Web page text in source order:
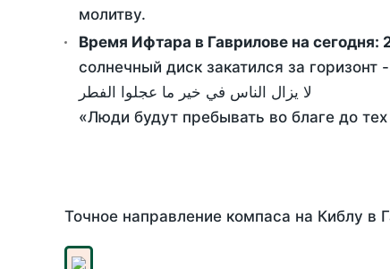
молитву.
Время Ифтара в Гаврилове на сегодня:
солнечный диск закатился за
لا يزال الناس في خير ما عجلوا الفطر
«Люди будут пребывать во благе до
Точное направление компаса на Киблу в